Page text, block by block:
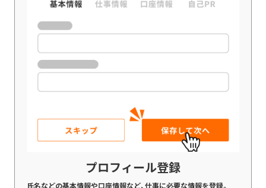
プロフィール登録
氏名などの基本情報や口座情報など、仕事に必要な情報を登録。